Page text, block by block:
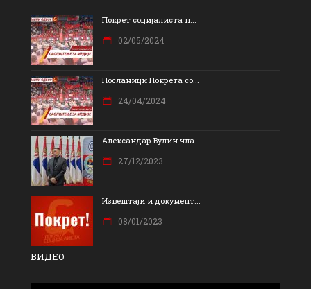
Покрет социјалиста п...
02/05/2024
Посланици Покрета со...
24/04/2024
Александар Вулин чла...
27/12/2023
Извештаји и документ...
08/01/2023
ВИДЕО